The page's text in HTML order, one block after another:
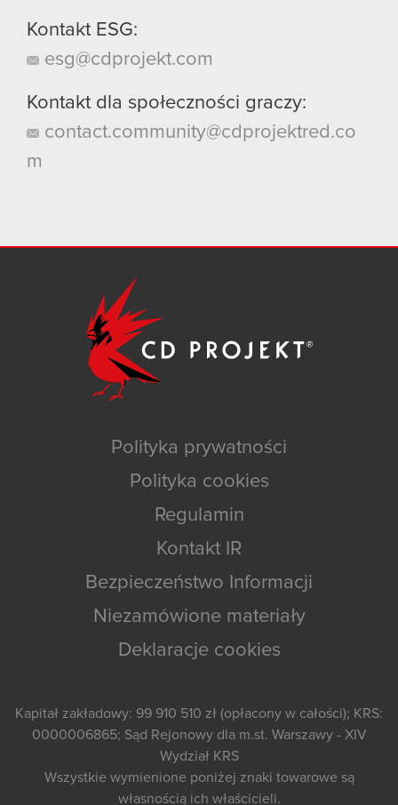
Kontakt ESG:
esg@cdprojekt.com
Kontakt dla społeczności graczy:
contact.community@cdprojektred.co
m
Polityka prywatności
Polityka cookies
Regulamin
Kontakt IR
Bezpieczeństwo Informacji
Niezamówione materiały
Deklaracje cookies
Kapitał zakładowy: 99 910 510 zł (opłacony w całości); KRS:
0000006865; Sąd Rejonowy dla m.st. Warszawy - XIV
Wydział KRS
Wszystkie wymienione poniżej znaki towarowe są
własnością ich właścicieli.